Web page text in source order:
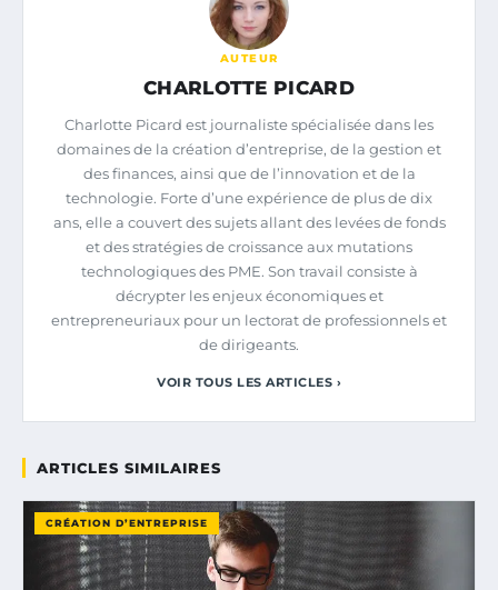
AUTEUR
CHARLOTTE PICARD
Charlotte Picard est journaliste spécialisée dans les
domaines de la création d’entreprise, de la gestion et
des finances, ainsi que de l’innovation et de la
technologie. Forte d’une expérience de plus de dix
ans, elle a couvert des sujets allant des levées de fonds
et des stratégies de croissance aux mutations
technologiques des PME. Son travail consiste à
décrypter les enjeux économiques et
entrepreneuriaux pour un lectorat de professionnels et
de dirigeants.
VOIR TOUS LES ARTICLES ›
ARTICLES SIMILAIRES
CRÉATION D’ENTREPRISE